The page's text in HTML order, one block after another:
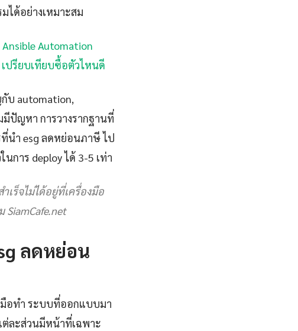
ได้อย่างเหมาะสม
Automation
เปรียบเทียบซื้อตัวไหนดี
บ automation,
ปัญหา การวางรากฐานที่
ที่นำ esg ลดหย่อนภาษี ไป
การ deploy ได้ 3-5 เท่า
เร็จไม่ได้อยู่ที่เครื่องมือ
SiamCafe.net
ลดหย่อน
มือทำ ระบบที่ออกแบบมา
ละส่วนมีหน้าที่เฉพาะ